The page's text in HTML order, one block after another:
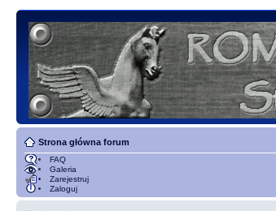
Strona główna forum
FAQ
Galeria
Zarejestruj
Zaloguj